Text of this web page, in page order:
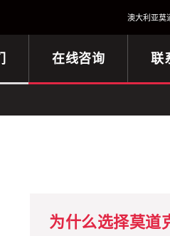
澳大利亚莫
在线咨询 联
为什么选择莫道